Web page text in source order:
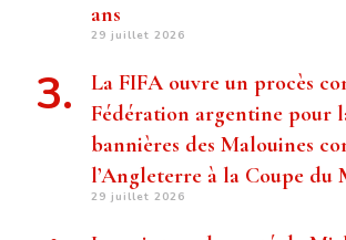
ans
29 juillet 2026
La FIFA ouvre un procès
Fédération argentine pour
bannières des Malouines
l’Angleterre à la Coupe du
29 juillet 2026